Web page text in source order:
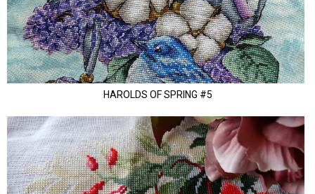
HAROLDS OF SPRING #5